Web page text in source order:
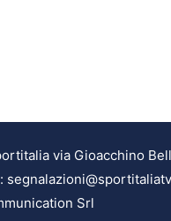
via Gioacchino
Srl